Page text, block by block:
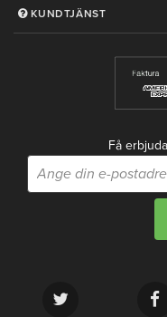
KUNDTJÄNST
Få